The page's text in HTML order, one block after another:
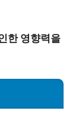
한 영향력을